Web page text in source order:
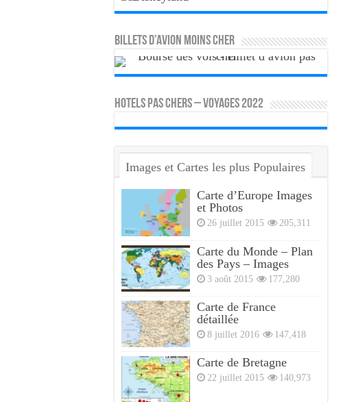
Billets d’avion moins cher
HOTELS PAS CHERS – VOYAGES 2022
Images et Cartes les plus Populaires
Carte d’Europe Images
et Photos
26 juillet 2015 205,311
Carte du Monde – Plan
des Pays – Images
3 août 2015 177,280
Carte de France
détaillée
8 juillet 2016 147,418
Carte de Bretagne
22 juillet 2015 140,973